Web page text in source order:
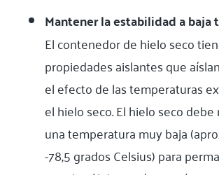
Mantener la estabilidad a baja
El contenedor de hielo seco
propiedades aislantes que
el efecto de las temperaturas
el hielo seco. El hielo seco
una temperatura muy baja
-78,5 grados Celsius) para